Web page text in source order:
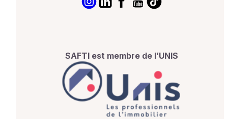
SAFTI est membre de l’UNIS